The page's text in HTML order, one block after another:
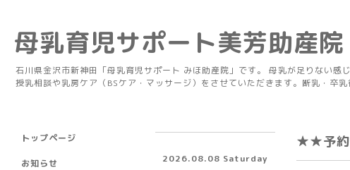
母乳育児サポート美芳助産院
石川県金沢市新神田「母乳育児サポート みほ助産院」です。 母乳が足りない感
授乳相談や乳房ケア（BSケア・マッサージ）をさせていただきます。断乳・卒乳
★★予
トップページ
お知らせ 2026.08.08 Saturday